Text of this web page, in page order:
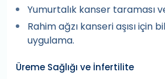
Yumurtalık kanser taraması
Rahim ağzı kanseri aşısı için
uygulama.
Üreme Sağlığı ve İnfertilite